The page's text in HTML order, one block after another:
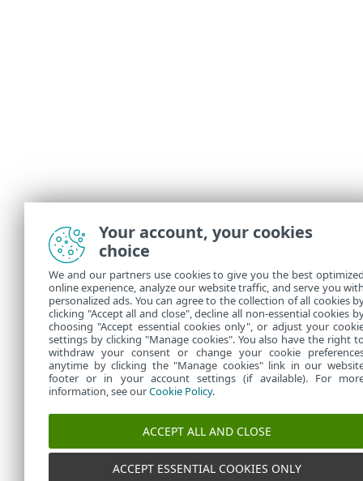
Your account, your cookies
choice
We and our partners use cookies to give you the best
online experience, analyze our website traffic, and serve you
personalized ads. You can agree to the collection of all cookies
clicking "Accept all and close", decline all non-essential cookies
choosing "Accept essential cookies only", or adjust your
settings by clicking "Manage cookies". You also have the right
withdraw your consent or change your cookie
anytime by clicking the "Manage cookies" link in our
footer or in your account settings (if available). For
information, see ourCookie Policy.
ACCEPT ALL AND CLOSE
ACCEPT ESSENTIAL COOKIES ONLY